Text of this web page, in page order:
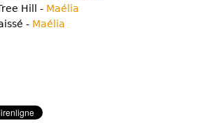
Hill - Maélia
- Maélia